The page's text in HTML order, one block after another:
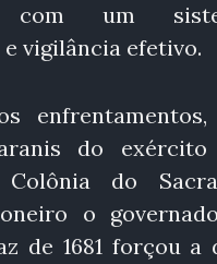
com um
vigilância efetivo.
enfrentamentos,
do exército
do
o
de 1681 forçou a